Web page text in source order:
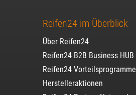
Reifen24 im Überblick
Über Reifen24
Reifen24 B2B Business HUB
Reifen24 Vorteilsprogramme
Herstelleraktionen